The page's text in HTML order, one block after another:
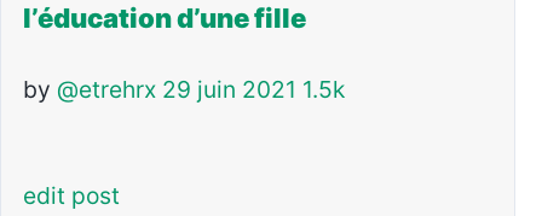
l’éducation d’une fille
by @etrehrx 29 juin 2021 1.5k
edit post